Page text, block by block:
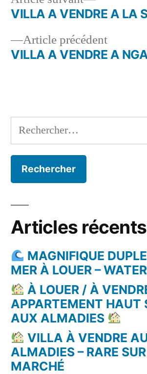
Navigation
deArticle précédentArticle
VILLA A VENDRE A
suivant :
VILLA A VENDRE A LA
Rechercher :
Articles récents
MAGNIFIQUE
MER À LOUER –
À LOUER / À
APPARTEMENT HAUT
AUX ALMADIES
VILLA À VENDRE
ALMADIES – RARE
MARCHÉ